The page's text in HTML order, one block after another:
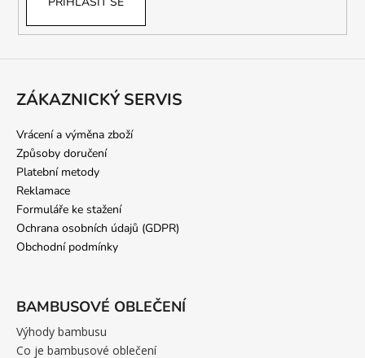
ZÁKAZNICKÝ SERVIS
Vrácení a výměna zboží
Způsoby doručení
Platební metody
Reklamace
Formuláře ke stažení
Ochrana osobních údajů (GDPR)
Obchodní podmínky
BAMBUSOVÉ OBLEČENÍ
Výhody bambusu
Co je bambusové oblečení